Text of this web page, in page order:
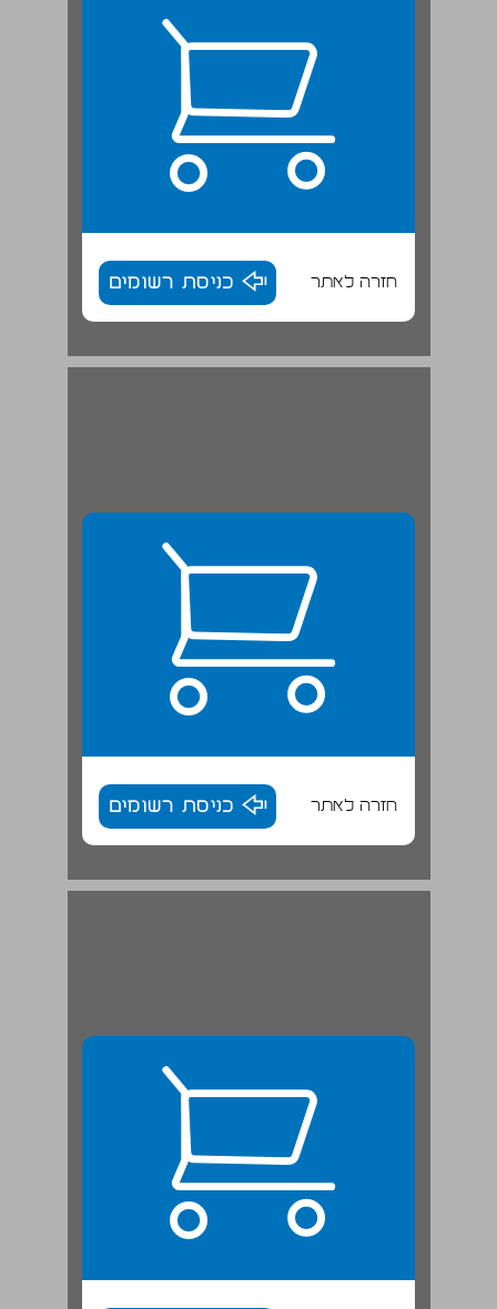
חזרה לאתר כניסת רשומים
חזרה לאתר כניסת רשומים